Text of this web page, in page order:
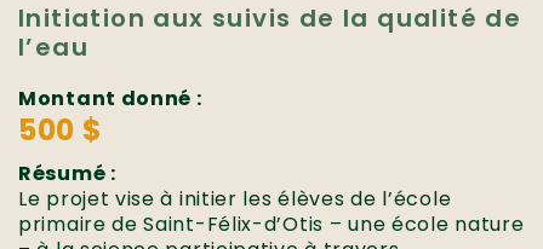
Initiation aux suivis de la qualité de
l’eau
Montant donné :
500 $
Résumé :
Le projet vise à initier les élèves de l’école
primaire de Saint-Félix-d’Otis – une école nature